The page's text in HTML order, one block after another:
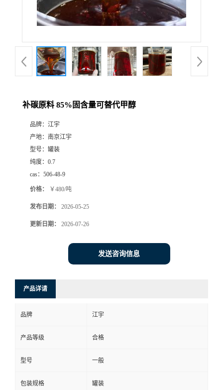
补碳原料 85%固含量可替代甲醇
品牌： 江宇
产地： 南京江宇
型号： 罐装
纯度： 0.7
cas： 506-48-9
价格： ￥480/吨
发布日期： 2026-05-25
更新日期： 2026-07-26
发送咨询信息
产品详请
品牌 江宇
产品等级 合格
型号 一般
包装规格 罐装